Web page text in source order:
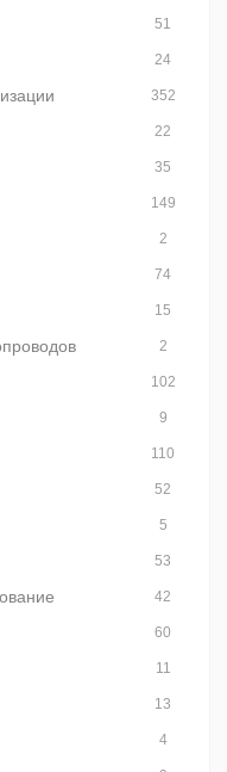
51
24
352
22
35
149
2
74
15
2
102
9
110
52
5
53
42
60
11
13
4